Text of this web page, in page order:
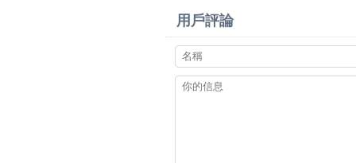
用戶評論